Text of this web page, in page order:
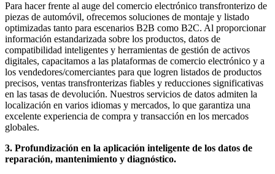
Para hacer frente al auge del comercio electrónico transfronterizo de
piezas de automóvil, ofrecemos soluciones de montaje y listado
optimizadas tanto para escenarios B2B como B2C. Al proporcionar
información estandarizada sobre los productos, datos de
compatibilidad inteligentes y herramientas de gestión de activos
digitales, capacitamos a las plataformas de comercio electrónico y a
los vendedores/comerciantes para que logren listados de productos
precisos, ventas transfronterizas fiables y reducciones significativas
en las tasas de devolución. Nuestros servicios de datos admiten la
localización en varios idiomas y mercados, lo que garantiza una
excelente experiencia de compra y transacción en los mercados
globales.
3. Profundización en la aplicación inteligente de los datos de
reparación, mantenimiento y diagnóstico.